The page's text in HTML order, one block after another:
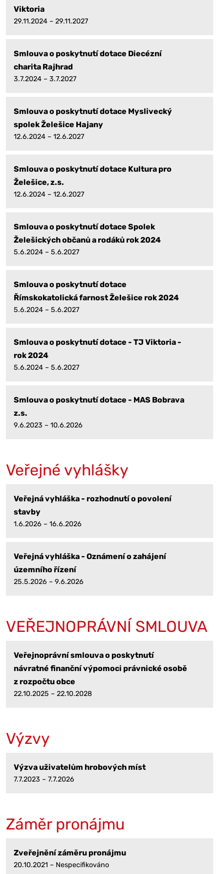
Viktoria
29.11.2024 – 29.11.2027
Smlouva o poskytnutí dotace Diecézní
charita Rajhrad
3.7.2024 – 3.7.2027
Smlouva o poskytnutí dotace Myslivecký
spolek Želešice Hajany
12.6.2024 – 12.6.2027
Smlouva o poskytnutí dotace Kultura pro
Želešice, z.s.
12.6.2024 – 12.6.2027
Smlouva o poskytnutí dotace Spolek
Želešických občanů a rodáků rok 2024
5.6.2024 – 5.6.2027
Smlouva o poskytnutí dotace
Římskokatolická farnost Želešice rok 2024
5.6.2024 – 5.6.2027
Smlouva o poskytnutí dotace - TJ Viktoria -
rok 2024
5.6.2024 – 5.6.2027
Smlouva o poskytnutí dotace - MAS Bobrava
z.s.
9.6.2023 – 10.6.2026
Veřejné vyhlášky
Veřejná vyhláška - rozhodnutí o povolení
stavby
1.6.2026 – 16.6.2026
Veřejná vyhláška - Oznámení o zahájení
územního řízení
25.5.2026 – 9.6.2026
VEŘEJNOPRÁVNÍ SMLOUVA
Veřejnoprávní smlouva o poskytnutí
návratné finanční výpomoci právnické osobě
z rozpočtu obce
22.10.2025 – 22.10.2028
Výzvy
Výzva uživatelům hrobových míst
7.7.2023 – 7.7.2026
Záměr pronájmu
Zveřejnění záměru pronájmu
20.10.2021 – Nespecifikováno